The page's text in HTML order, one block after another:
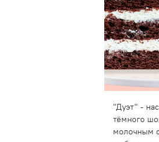
"Дуэт" -
тёмного
молочным